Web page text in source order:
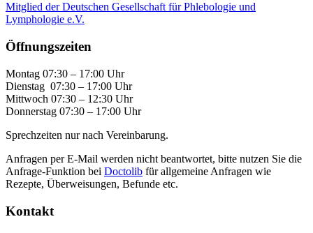
Mitglied der Deutschen Gesellschaft für Phlebologie und
Lymphologie e.V.
Öffnungszeiten
Montag 07:30 – 17:00 Uhr
Dienstag 07:30 – 17:00 Uhr
Mittwoch 07:30 – 12:30 Uhr
Donnerstag 07:30 – 17:00 Uhr
Sprechzeiten nur nach Vereinbarung.
Anfragen per E-Mail werden nicht beantwortet, bitte nutzen Sie die
Anfrage-Funktion bei Doctolib für allgemeine Anfragen wie
Rezepte, Überweisungen, Befunde etc.
Kontakt